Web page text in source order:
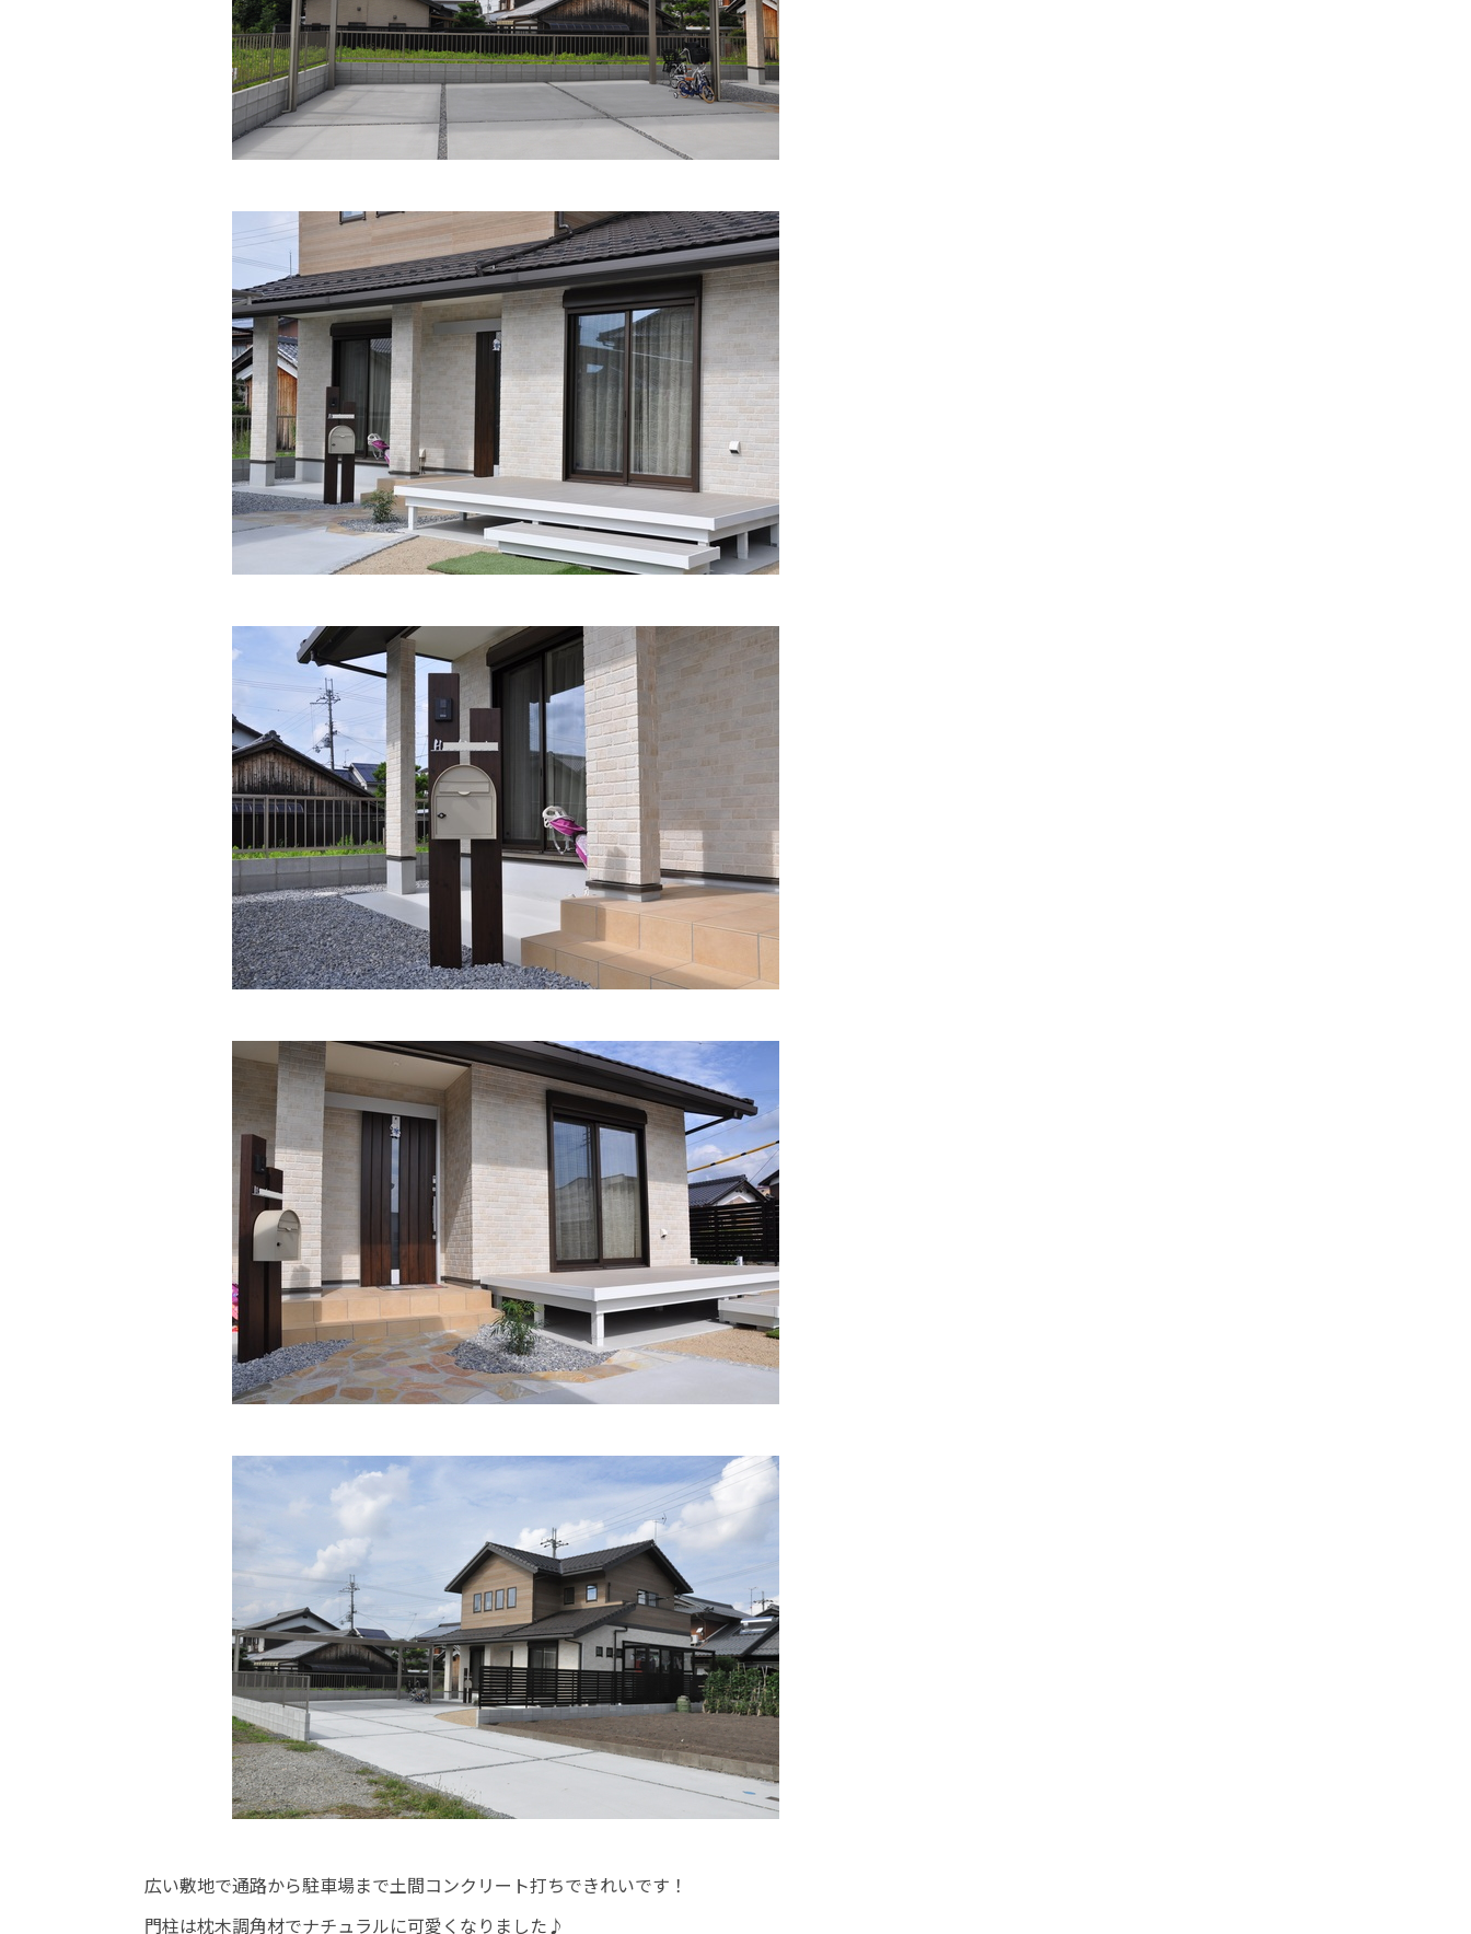
広い敷地で通路から駐車場まで土間コンクリート打ちできれいです！
門柱は枕木調角材でナチュラルに可愛くなりました♪